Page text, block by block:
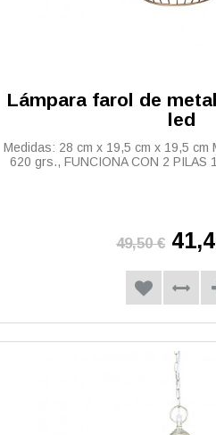
Lámpara farol de
led
Medidas: 28 cm x 19,5 cm x 19,5 cm
620 grs., FUNCIONA CON 2 PILAS
49,50 €